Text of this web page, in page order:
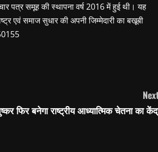
पत्र समूह की स्थापना वर्ष 2016 में हुई थी। यह
एवं समाज सुधार की अपनी जिम्मेदारी का बखूबी
फिर बनेगा राष्ट्रीय आध्यात्मिक चेतना का